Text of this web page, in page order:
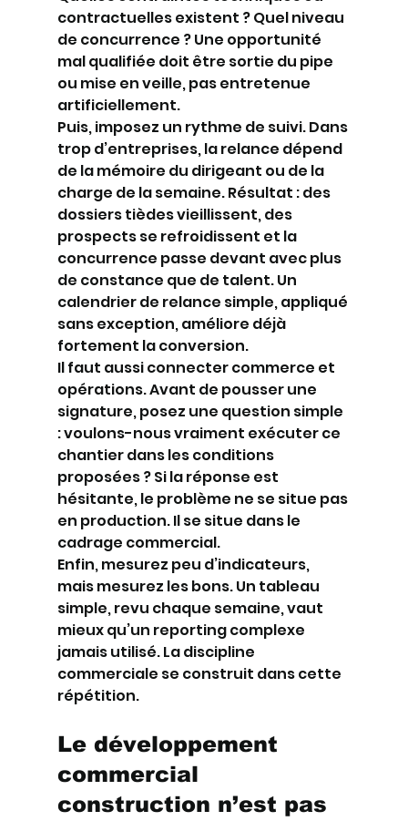
contractuelles existent ? Quel niveau
de concurrence ? Une opportunité
mal qualifiée doit être sortie du pipe
ou mise en veille, pas entretenue
artificiellement.
Puis, imposez un rythme de suivi. Dans
trop d’entreprises, la relance dépend
de la mémoire du dirigeant ou de la
charge de la semaine. Résultat : des
dossiers tièdes vieillissent, des
prospects se refroidissent et la
concurrence passe devant avec plus
de constance que de talent. Un
calendrier de relance simple, appliqué
sans exception, améliore déjà
fortement la conversion.
Il faut aussi connecter commerce et
opérations. Avant de pousser une
signature, posez une question simple
: voulons-nous vraiment exécuter ce
chantier dans les conditions
proposées ? Si la réponse est
hésitante, le problème ne se situe pas
en production. Il se situe dans le
cadrage commercial.
Enfin, mesurez peu d’indicateurs,
mais mesurez les bons. Un tableau
simple, revu chaque semaine, vaut
mieux qu’un reporting complexe
jamais utilisé. La discipline
commerciale se construit dans cette
répétition.
Le développement
commercial
construction n’est pas